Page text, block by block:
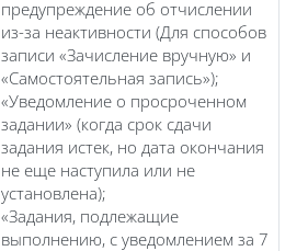
предупреждение об отчислении
из-за неактивности (Для способов
записи «Зачисление вручную» и
«Самостоятельная запись»);
«Уведомление о просроченном
задании» (когда срок сдачи
задания истек, но дата окончания
не еще наступила или не
установлена);
«Задания, подлежащие
выполнению, с уведомлением за 7